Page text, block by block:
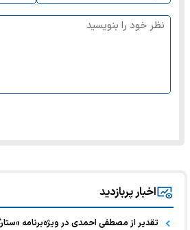
اخبار پربازدید
تقدیر از مصطفی احمدی در ویژه‌برنامه